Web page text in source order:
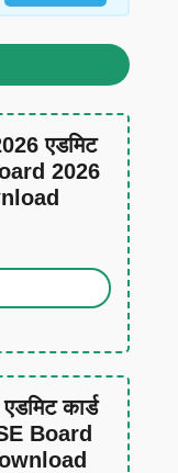
एडमिट
2026
कार्ड
Board